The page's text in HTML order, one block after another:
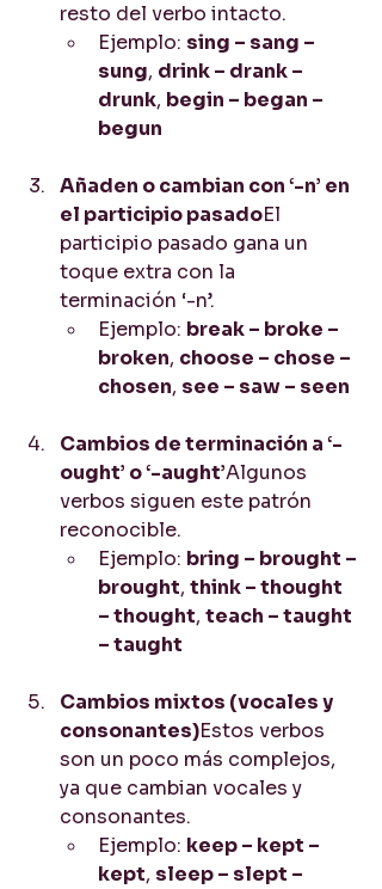
resto del verbo intacto.
Ejemplo: sing – sang –
sung, drink – drank –
drunk, begin – began –
begun
Añaden o cambian con ‘-n’ en
el participio pasadoEl
participio pasado gana un
toque extra con la
terminación ‘-n’.
Ejemplo: break – broke –
broken, choose – chose –
chosen, see – saw – seen
Cambios de terminación a ‘-
ought’ o ‘-aught’Algunos
verbos siguen este patrón
reconocible.
Ejemplo: bring – brought –
brought, think – thought
– thought, teach – taught
– taught
Cambios mixtos (vocales y
consonantes)Estos verbos
son un poco más complejos,
ya que cambian vocales y
consonantes.
Ejemplo: keep – kept –
kept, sleep – slept –